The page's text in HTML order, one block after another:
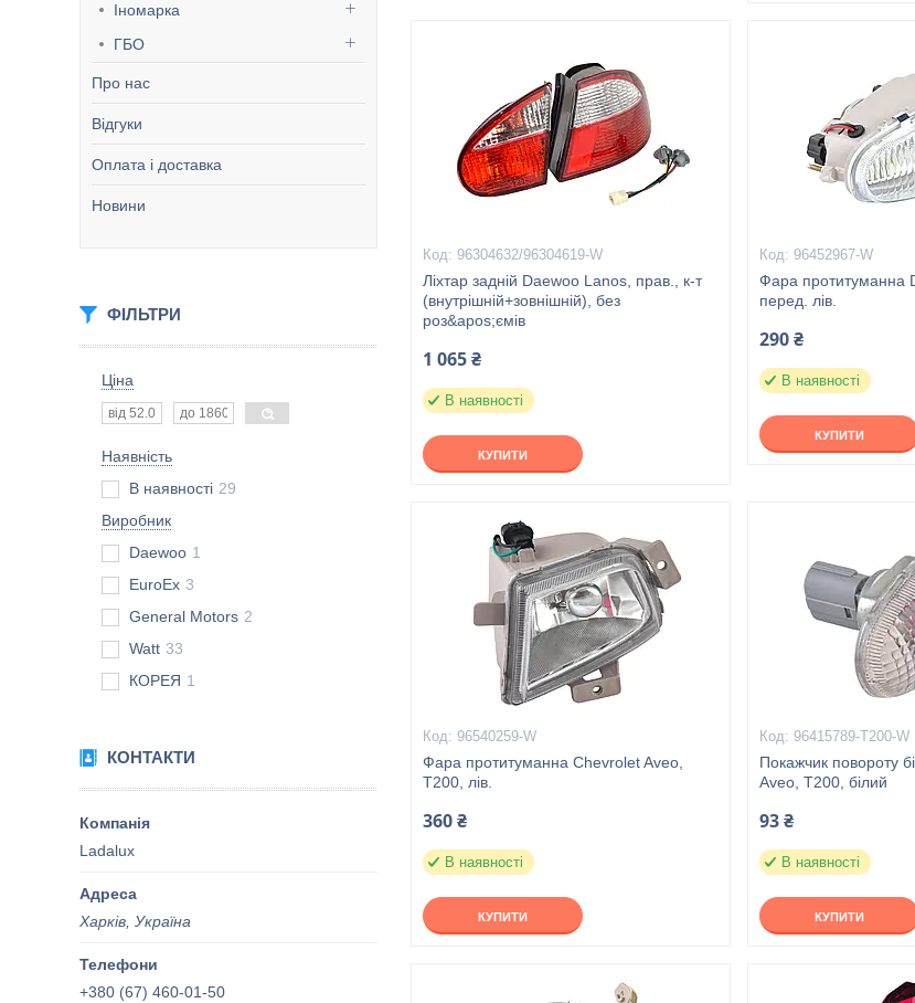
Іномарка
ГБО
Про нас
Відгуки
Оплата і доставка
Новини
ФІЛЬТРИ
Ціна
Наявність
В наявності 29
Виробник
Daewoo 1
EuroEx 3
General Motors 2
Watt 33
КОРЕЯ 1
КОНТАКТИ
Ladalux
Харків, Україна
+380 (67) 460-01-50
96304632/96304619-W
Ліхтар задній Daewoo Lanos, прав., к-т
(внутрішній+зовнішній), без
роз&apos;ємів
1 065 ₴
В наявності
КУПИТИ
96452967-W
Фара протитуманна
перед. лів.
290 ₴
В наявності
КУПИТИ
96540259-W
Фара протитуманна Chevrolet Aveo,
T200, лів.
360 ₴
В наявності
КУПИТИ
96415789-T200-W
Покажчик повороту
Aveo, Т200, білий
93 ₴
В наявності
КУПИТИ